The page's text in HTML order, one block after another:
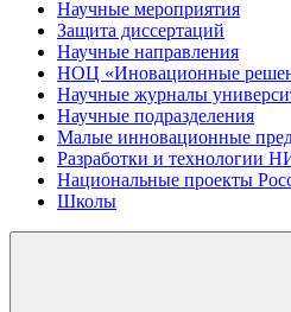
Научные мероприятия
Защита диссертаций
Научные направления
НОЦ «Иновационные
Научные журналы
Научные подразделения
Малые инновационные
Разработки и технологии
Национальные проекты
Школы